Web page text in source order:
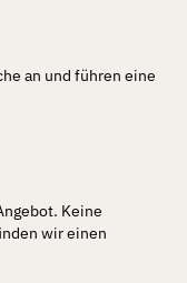
an und führen eine
Keine
wir einen